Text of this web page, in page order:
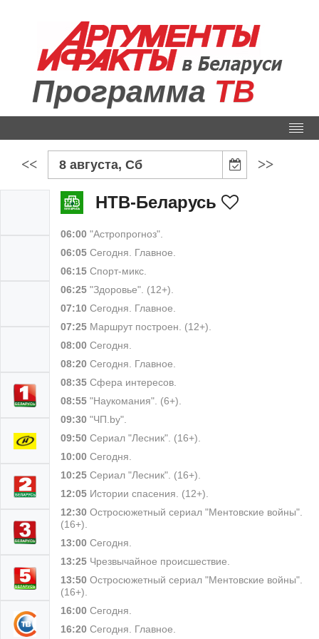
Программа ТВ
<< 8 августа, Сб >>
НТВ-Беларусь
06:00 "Астропрогноз".
06:05 Сегодня. Главное.
06:15 Спорт-микс.
06:25 "Здоровье". (12+).
07:10 Сегодня. Главное.
07:25 Маршрут построен. (12+).
08:00 Сегодня.
08:20 Сегодня. Главное.
08:35 Сфера интересов.
08:55 "Наукомания". (6+).
09:30 "ЧП.by".
09:50 Сериал "Лесник". (16+).
10:00 Сегодня.
10:25 Сериал "Лесник". (16+).
12:05 Истории спасения. (12+).
12:30 Остросюжетный сериал "Ментовские войны".
(16+).
13:00 Сегодня.
13:25 Чрезвычайное происшествие.
13:50 Остросюжетный сериал "Ментовские войны".
(16+).
16:00 Сегодня.
16:20 Сегодня. Главное.